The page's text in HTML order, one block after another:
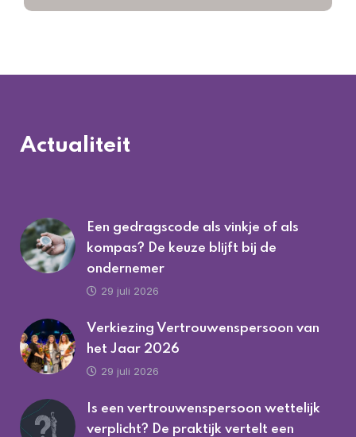
Actualiteit
Een gedragscode als vinkje of als
kompas? De keuze blijft bij de
ondernemer
29 juli 2026
Verkiezing Vertrouwenspersoon van
het Jaar 2026
29 juli 2026
Is een vertrouwenspersoon wettelijk
verplicht? De praktijk vertelt een